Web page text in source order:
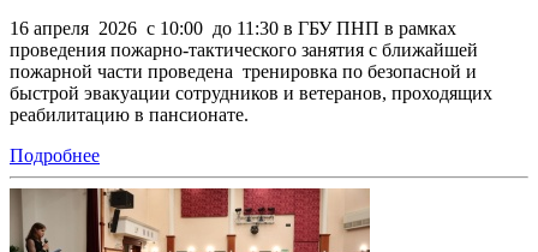
16 апреля 2026 с 10:00 до 11:30 в ГБУ ПНП в рамках
проведения пожарно-тактического занятия с ближайшей
пожарной части проведена тренировка по безопасной и
быстрой эвакуации сотрудников и ветеранов, проходящих
реабилитацию в пансионате.
Подробнее